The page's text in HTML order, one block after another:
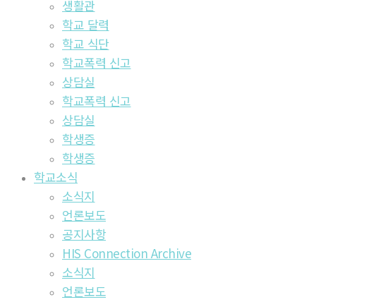
생활관
학교 달력
학교 식단
학교폭력 신고
상담실
학교폭력 신고
상담실
학생증
학생증
학교소식
소식지
언론보도
공지사항
HIS Connection Archive
소식지
언론보도